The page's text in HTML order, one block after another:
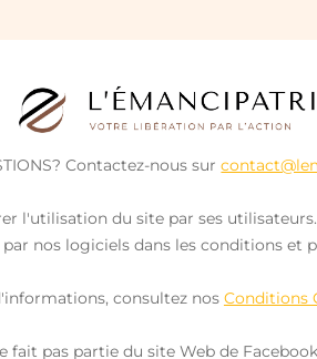
Contactez-nous sur
l'utilisation du site par ses
nos logiciels dans les conditions et
consultez nos Conditions
fait pas partie du site Web de